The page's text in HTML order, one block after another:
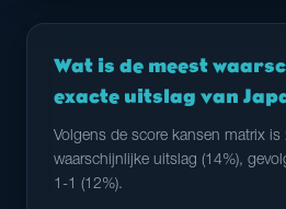
Wat is de meest
exacte uitslag van
Volgens de score kansen matrix
waarschijnlijke uitslag (14%),
1-1 (12%).